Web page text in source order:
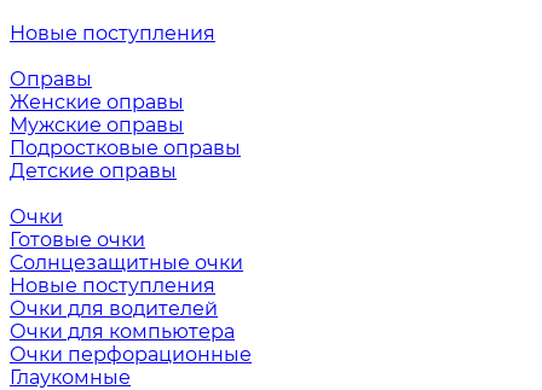
Новые поступления
Оправы
Женские оправы
Мужские оправы
Подростковые оправы
Детские оправы
Очки
Готовые очки
Солнцезащитные очки
Новые поступления
Очки для водителей
Очки для компьютера
Очки перфорационные
Глаукомные